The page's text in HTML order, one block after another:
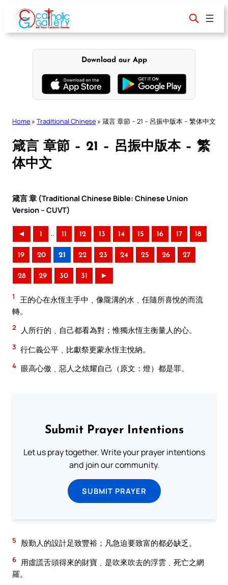
content
Download our App
Home » Traditional Chinese » 箴言 章節 – 21 – 呂振中版本 – 繁体中文
箴言 章節 – 21 – 呂振中版本 – 繁
体中文
箴言 章 (Traditional Chinese Bible: Chinese Union
Version – CUVT)
◄ 1 .. 11 12 13 14 15 16 17 18
19 20 21 22 23 24 25 26 27
28 29 30 31 ►
1
王的心在永恆主手中﹑像隴溝的水﹑任隨所喜悅的而流
轉。
2 人所行的﹑自己都看為對；惟獨永恆主衡量人的心。
3 行仁義公平﹑比獻祭更蒙永恆主悅納。
4 眼高心傲﹑惡人之炫耀自己（原文：燈）都是罪。
Submit Prayer Intentions
Let us pray together. Write your prayer intentions
and join our community.
SUBMIT PRAYER
5 殷勤人的設計足致豐裕；凡急迫要致富的都必缺乏。
6 用虛謊舌頭得來的財寶﹑是吹來吹去的浮雲﹑死亡之網
羅。